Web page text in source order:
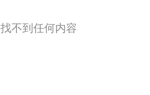
找不到任何内容